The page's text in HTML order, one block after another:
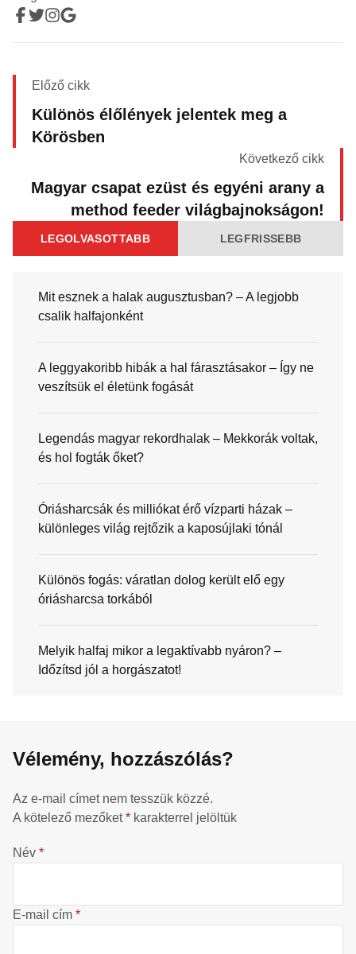
Előző cikk
Különös élőlények jelentek meg a
Körösben
Következő cikk
Magyar csapat ezüst és egyéni arany a
method feeder világbajnokságon!
LEGOLVASOTTABB LEGFRISSEBB
Mit esznek a halak augusztusban? – A legjobb
csalik halfajonként
A leggyakoribb hibák a hal fárasztásakor – Így ne
veszítsük el életünk fogását
Legendás magyar rekordhalak – Mekkorák voltak,
és hol fogták őket?
Óriásharcsák és milliókat érő vízparti házak –
különleges világ rejtőzik a kaposújlaki tónál
Különös fogás: váratlan dolog került elő egy
óriásharcsa torkából
Melyik halfaj mikor a legaktívabb nyáron? –
Időzítsd jól a horgászatot!
Vélemény, hozzászólás?
Az e-mail címet nem tesszük közzé.
A kötelező mezőket* karakterrel jelöltük
Név *
E-mail cím *